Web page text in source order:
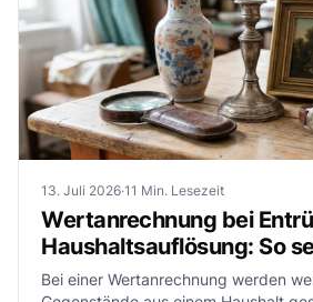
13. Juli 2026·11 Min. Lesezeit
Wertanrechnung bei
Haushaltsauflösung: So
Kosten
Bei einer Wertanrechnung werden